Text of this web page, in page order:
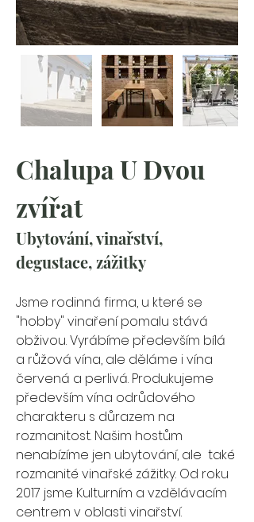
Chalupa U Dvou
zvířat
Ubytování, vinařství,
degustace, zážitky
Jsme rodinná firma, u které se
"hobby" vinaření pomalu stává
obživou. Vyrábíme především bílá
a růžová vína, ale děláme i vína
červená a perlivá. Produkujeme
především vína odrůdového
charakteru s důrazem na
rozmanitost. Našim hostům
nenabízíme jen ubytování, ale také
rozmanité vinařské zážitky. Od roku
2017 jsme Kulturním a vzdělávacím
centrem v oblasti vinařství.